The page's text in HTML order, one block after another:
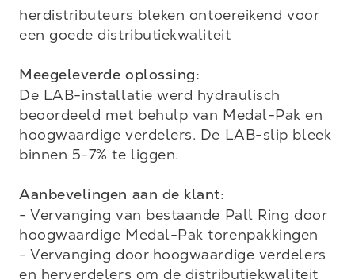
herdistributeurs bleken ontoereikend voor
een goede distributiekwaliteit
Meegeleverde oplossing:
De LAB-installatie werd hydraulisch
beoordeeld met behulp van Medal-Pak en
hoogwaardige verdelers. De LAB-slip bleek
binnen 5-7% te liggen.
Aanbevelingen aan de klant:
- Vervanging van bestaande Pall Ring door
hoogwaardige Medal-Pak torenpakkingen
- Vervanging door hoogwaardige verdelers
en herverdelers om de distributiekwaliteit